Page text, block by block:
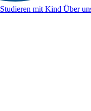
Studieren mit Kind Über